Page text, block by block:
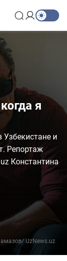
я
и
Репортаж
Константина
UzNews.uz